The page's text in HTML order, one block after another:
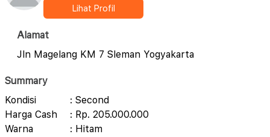
Lihat Profil
Alamat
Jln Magelang KM 7 Sleman Yogyakarta
Summary
Kondisi
: Second
Harga Cash
: Rp. 205.000.000
Warna
: Hitam